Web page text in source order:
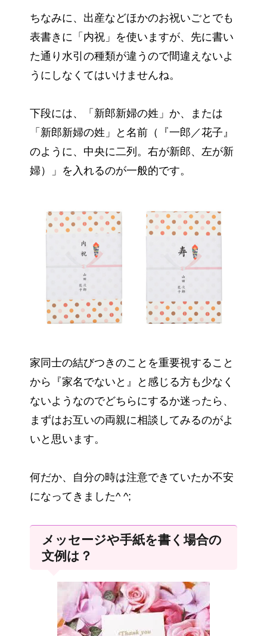
ちなみに、出産などほかのお祝いごとでも
表書きに「内祝」を使いますが、先に書い
た通り水引の種類が違うので間違えないよ
うにしなくてはいけませんね。
下段には、「新郎新婦の姓」か、または
「新郎新婦の姓」と名前（『一郎／花子』
のように、中央に二列。右が新郎、左が新
婦）」を入れるのが一般的です。
家同士の結びつきのことを重要視すること
から『家名でないと』と感じる方も少なく
ないようなのでどちらにするか迷ったら、
まずはお互いの両親に相談してみるのがよ
いと思います。
何だか、自分の時は注意できていたか不安
になってきました^ ^;
メッセージや手紙を書く場合の
文例は？